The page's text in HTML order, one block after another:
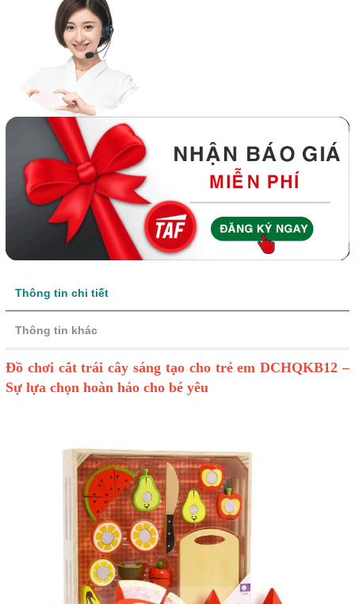
Thông tin chi tiết
Thông tin khác
Đồ chơi cắt trái cây sáng tạo cho trẻ em DCHQKB12 –
Sự lựa chọn hoàn hảo cho bé yêu